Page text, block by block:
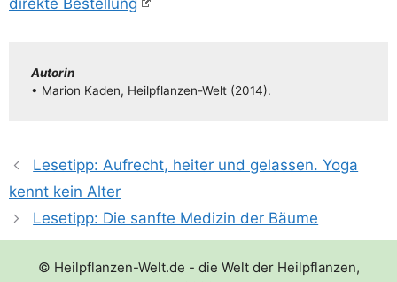
direk­te Bestellung
Autorin
• Mari­on Kaden, Heil­pflan­­zen-Welt (2014).
Lesetipp: Aufrecht, heiter und gelassen. Yoga
kennt kein Alter
Lesetipp: Die sanfte Medizin der Bäume
© Heilpflanzen-Welt.de - die Welt der Heilpflanzen,